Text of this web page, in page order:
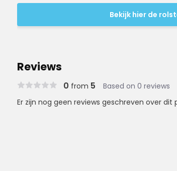
Bekijk hier de
Reviews
0 from 5 Based on 0 reviews
Er zijn nog geen reviews geschreven over dit